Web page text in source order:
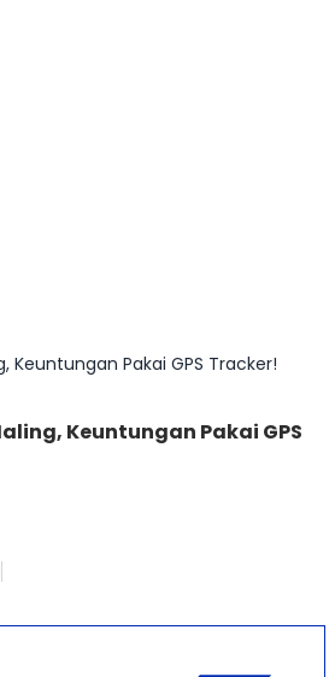
Keuntungan Pakai GPS Tracker!
Keuntungan Pakai GPS